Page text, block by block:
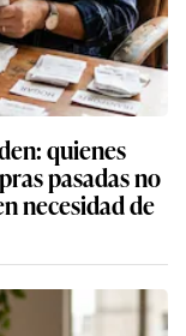
quienes
pasadas no
necesidad de